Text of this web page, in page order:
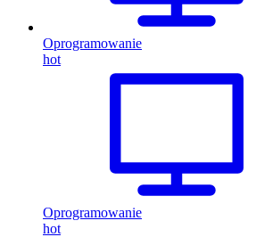
Oprogramowanie
hot
Oprogramowanie
hot